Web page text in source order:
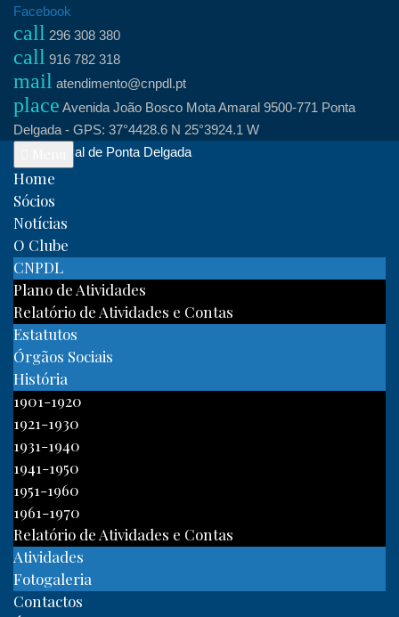
Skip
content
Facebook
call 296 308 380
call 916 782 318
mail atendimento@cnpdl.pt
place Avenida João Bosco Mota Amaral 9500-771 Ponta
Delgada - GPS: 37°4428.6 N 25°3924.1 W
Clube Naval de Ponta Delgada
Home
Sócios
Notícias
O Clube
CNPDL
Plano de Atividades
Relatório de Atividades e Contas
Estatutos
Órgãos Sociais
História
1901-1920
1921-1930
1931-1940
1941-1950
1951-1960
1961-1970
Relatório de Atividades e Contas
Atividades
Fotogaleria
Contactos